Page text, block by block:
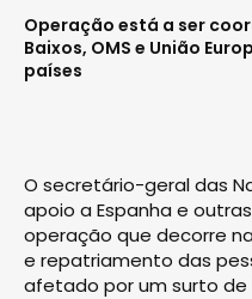
Operação está a ser
Baixos, OMS e União
países
O secretário-geral das
apoio a Espanha e
operação que decorre
e repatriamento das
afetado por um surto de